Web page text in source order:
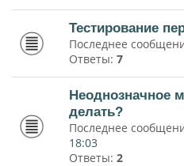
Тестирование
Последнее
Ответы: 7
Неоднозначное
делать?
Последнее
18:03
Ответы: 2